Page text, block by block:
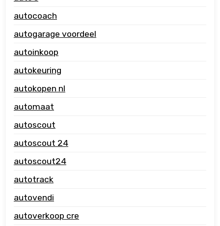
autocoach
autogarage voordeel
autoinkoop
autokeuring
autokopen nl
automaat
autoscout
autoscout 24
autoscout24
autotrack
autovendi
autoverkoop cre